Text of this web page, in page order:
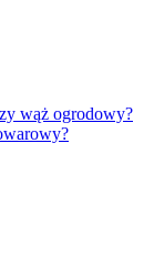
wąż ogrodowy?